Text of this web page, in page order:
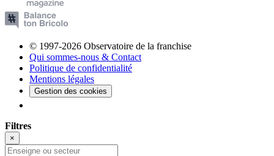
© 1997-2026 Observatoire de la franchise
Qui sommes-nous & Contact
Politique de confidentialité
Mentions légales
Gestion des cookies
Filtres
×